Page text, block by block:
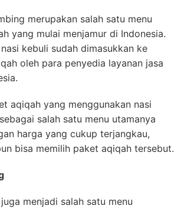
merupakan salah satu menu
yang mulai menjamur di Indonesia.
kebuli sudah dimasukkan ke
oleh para penyedia layanan jasa
aqiqah yang menggunakan nasi
salah satu menu utamanya
harga yang cukup terjangkau,
bisa memilih paket aqiqah tersebut.
menjadi salah satu menu